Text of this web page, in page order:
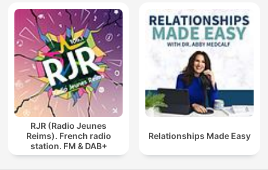
RJR (Radio Jeunes
Reims). French radio
station. FM & DAB+
Relationships Made Easy